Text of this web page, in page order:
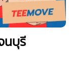
นบุรี